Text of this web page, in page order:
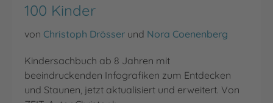
100 Kinder
von Christoph Drösser und Nora Coenenberg
Kindersachbuch ab 8 Jahren mit
beeindruckenden Infografiken zum Entdecken
und Staunen, jetzt aktualisiert und erweitert. Von